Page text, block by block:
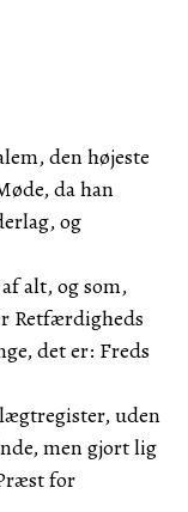
den højeste
da han
og
alt, og som,
Retfærdigheds
det er: Freds
uden
men gjort lig
for